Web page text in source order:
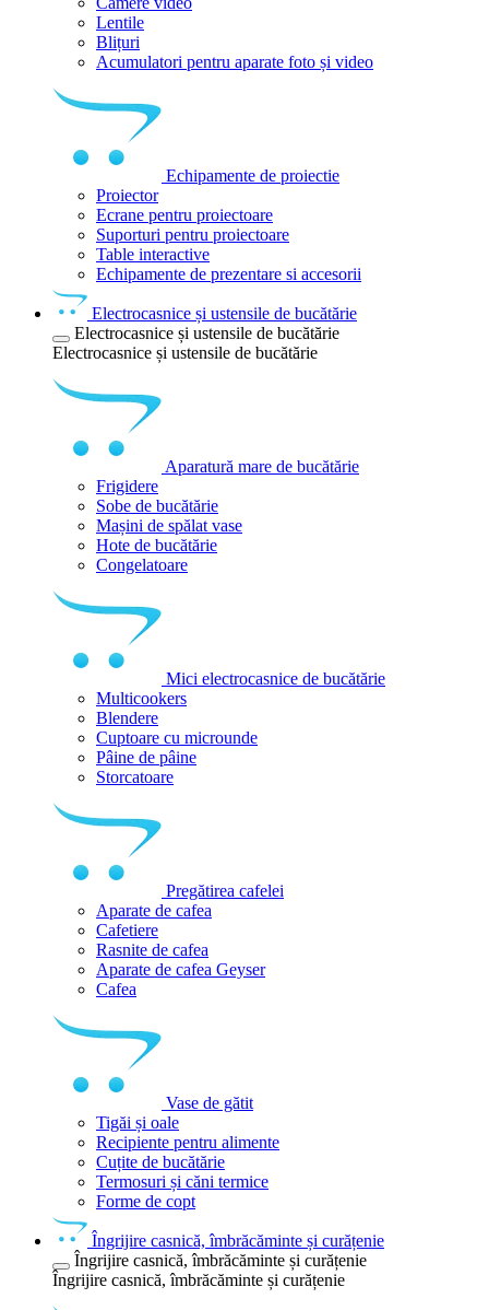
Lentile
Blițuri
Acumulatori pentru aparate foto și video
Echipamente de proiectie
Proiector
Ecrane pentru proiectoare
Suporturi pentru proiectoare
Table interactive
Echipamente de prezentare si accesorii
Electrocasnice și ustensile de bucătărie
Electrocasnice și ustensile de bucătărie
Electrocasnice și ustensile de bucătărie
Aparatură mare de bucătărie
Frigidere
Sobe de bucătărie
Mașini de spălat vase
Hote de bucătărie
Congelatoare
Mici electrocasnice de bucătărie
Multicookers
Blendere
Cuptoare cu microunde
Pâine de pâine
Storcatoare
Pregătirea cafelei
Aparate de cafea
Cafetiere
Rasnite de cafea
Aparate de cafea Geyser
Cafea
Vase de gătit
Tigăi și oale
Recipiente pentru alimente
Cuțite de bucătărie
Termosuri și căni termice
Forme de copt
Îngrijire casnică, îmbrăcăminte și curățenie
Îngrijire casnică, îmbrăcăminte și curățenie
Îngrijire casnică, îmbrăcăminte și curățenie